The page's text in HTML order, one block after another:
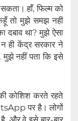
हाँ, फिल्म को
तो मुझे समझ नहीं
दबाव था? मुझे ऐसा
ही केंद्र सरकार ने
मुझे नहीं पता कि इसे
कोशिश करते रहते
पर है। लोगों